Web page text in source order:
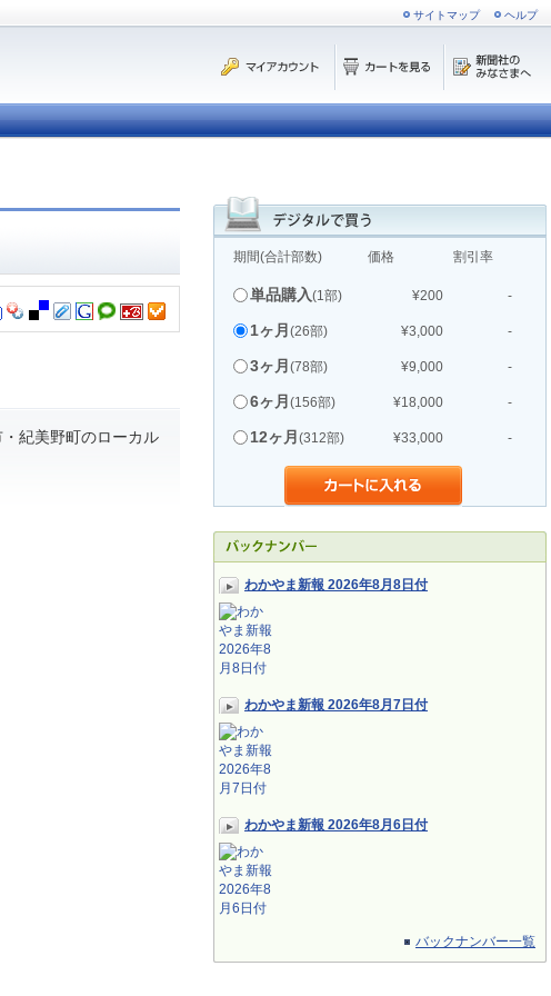
サイトマップ ヘルプ
期間(合計部数) 価格 割引率
単品購入(1部) ¥200 -
1ヶ月 (26部) ¥3,000 -
3ヶ月 (78部) ¥9,000 -
6ヶ月 (156部) ¥18,000 -
12ヶ月 (312部) ¥33,000 -
わかやま新報 2026年8月8日付
わかやま新報 2026年8月7日付
わかやま新報 2026年8月6日付
バックナンバー一覧
紀美野町のローカル